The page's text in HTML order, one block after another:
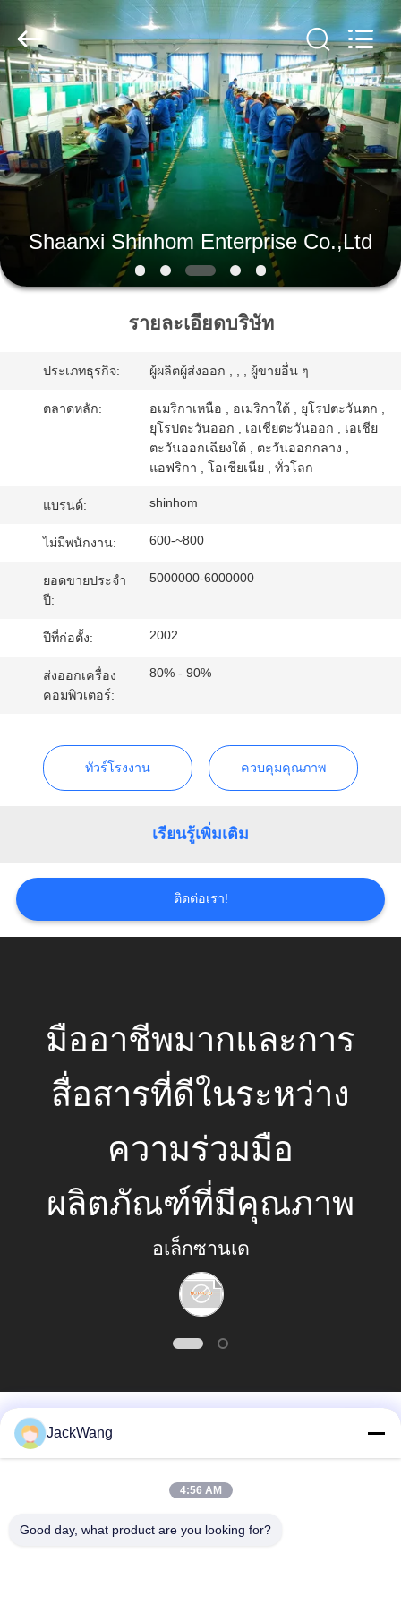
บ้าน
สินค้า
วิดีโอ
โรงงาน
ควบคุม
คุณภาพ
กรณี
เสนอ
ราคา
เว็บไซต์
Shaanxi
Shinhom
Enterprise
Co.,Ltd.
All
Rights
Reserved.
Shaanxi Shinhom Enterprise Co.,Ltd
รายละเอียดบริษัท
ประเภทธุรกิจ: ผู้ผลิตผู้ส่งออก , , , ผู้ขายอื่น ๆ
ตลาดหลัก:
อเมริกาเหนือ , อเมริกาใต้ , ยุโรปตะวันตก ,
ยุโรปตะวันออก , เอเชียตะวันออก , เอเชีย
ตะวันออกเฉียงใต้ , ตะวันออกกลาง ,
แอฟริกา , โอเชียเนีย , ทั่วโลก
แบรนด์: shinhom
ไม่มีพนักงาน: 600-~800
ยอดขายประจำ
ปี:
5000000-6000000
ปีที่ก่อตั้ง: 2002
ส่งออกเครื่อง
คอมพิวเตอร์:
80% - 90%
ทัวร์โรงงาน ควบคุมคุณภาพ
เรียนรู้เพิ่มเติม
ติดต่อเรา!
มืออาชีพมากและการ
สื่อสารที่ดีในระหว่าง
ความร่วมมือ
ผลิตภัณฑ์ที่มีคุณภาพ
ดีและบรรจุอย่างดี เรา
จะทำการสั่งซื้อจา
บริษัท ที่ซื่อสัตย์น่าเชื่อ
ถือและมีประสิทธิภาพ
มากในการจัดการกับ
อเล็กซานเด
หมวดหมู่ยอดนิยม
หม้อแปลงกระแสไฟฟ้า
JackWang
4:56 AM
Good day, what product are you looking for?